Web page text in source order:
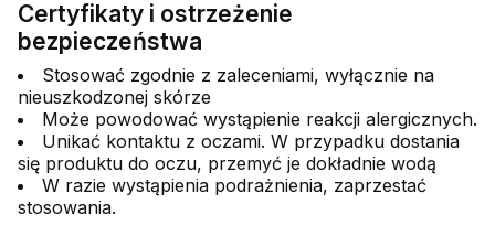
Certyfikaty i ostrzeżenie
bezpieczeństwa
Stosować zgodnie z zaleceniami, wyłącznie na
nieuszkodzonej skórze
Może powodować wystąpienie reakcji alergicznych.
Unikać kontaktu z oczami. W przypadku dostania
się produktu do oczu, przemyć je dokładnie wodą
W razie wystąpienia podrażnienia, zaprzestać
stosowania.